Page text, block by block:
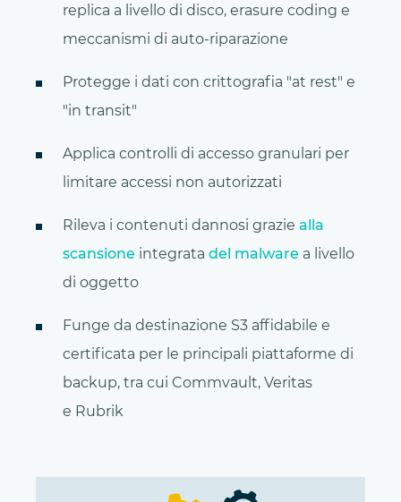
replica a livello di disco, erasure coding e
meccanismi di auto-riparazione
Protegge i dati con crittografia "at rest" e
"in transit"
Applica controlli di accesso granulari per
limitare accessi non autorizzati
Rileva i contenuti dannosi grazie alla
scansione integrata del malware a livello
di oggetto
Funge da destinazione S3 affidabile e
certificata per le principali piattaforme di
backup, tra cui Commvault, Veritas
e Rubrik